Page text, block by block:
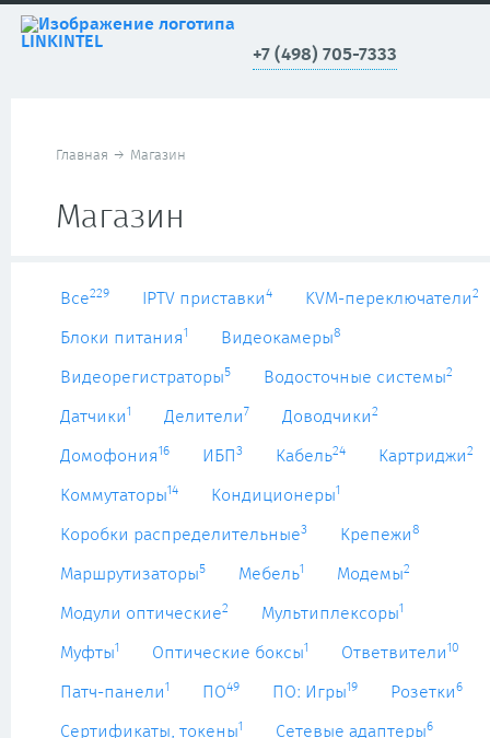
+7 (498) 705-7333
Главная → Магазин
Магазин
Все229 IPTV приставки4 KVM-переключатели2
Блоки питания1 Видеокамеры8
Видеорегистраторы5 Водосточные системы2
Датчики1 Делители7 Доводчики2
Домофония16 ИБП 3 Кабель24 Картриджи2
Коммутаторы14 Кондиционеры1
Коробки распределительные3 Крепежи8
Маршрутизаторы5 Мебель1 Модемы2
Модули оптические2 Мультиплексоры1
Муфты1 Оптические боксы1 Ответвители10
Патч-панели1 ПО49 ПО: Игры19 Розетки6
Сертификаты, токены1 Сетевые адаптеры6